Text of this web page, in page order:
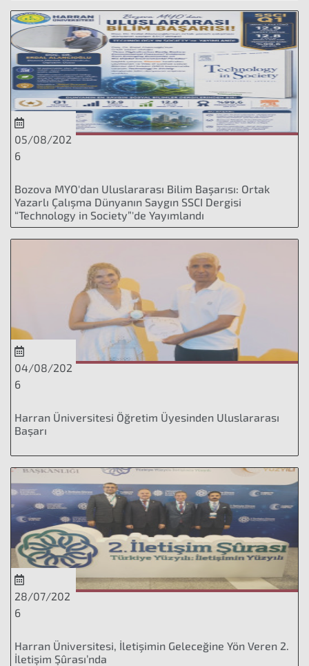
05/08/202
6
Bozova MYO'dan Uluslararası Bilim Başarısı: Ortak
Yazarlı Çalışma Dünyanın Saygın SSCI Dergisi
“Technology in Society”'de Yayımlandı
04/08/202
6
Harran Üniversitesi Öğretim Üyesinden Uluslararası
Başarı
28/07/202
6
Harran Üniversitesi, İletişimin Geleceğine Yön Veren 2.
İletişim Şûrası’nda